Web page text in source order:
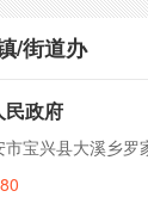
/街道办
民政府
宝兴县大溪乡罗